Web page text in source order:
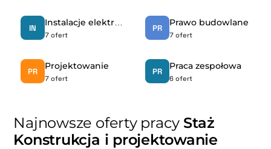
IN
7 ofert
PR
Prawo budowlane
7 ofert
PR
Projektowanie
7 ofert
PR
Praca zespołowa
6 ofert
Najnowsze oferty pracy Staż
Konstrukcja i projektowanie